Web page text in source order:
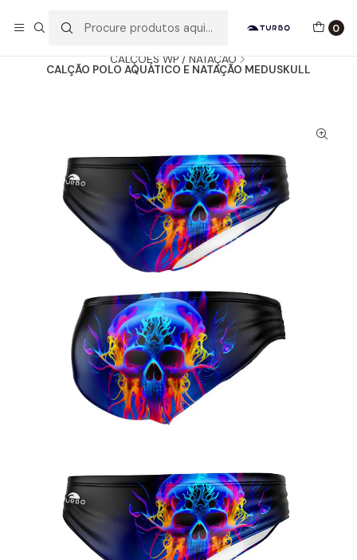
0
CALÇÕES WP / NATAÇÃO
CALÇÃO POLO AQUÁTICO E NATAÇÃO MEDUSKULL